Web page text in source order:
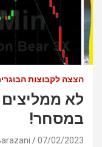
הצצה לקבוצות
לא
במסחר!
07/02/2023